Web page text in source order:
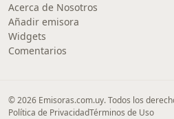
Acerca de Nosotros
Añadir emisora
Widgets
Comentarios
© 2026 Emisoras.com.uy. Todos los
Política de PrivacidadTérminos de Uso